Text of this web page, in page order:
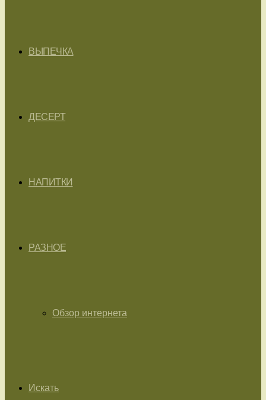
ВЫПЕЧКА
ДЕСЕРТ
НАПИТКИ
РАЗНОЕ
Обзор интернета
Искать